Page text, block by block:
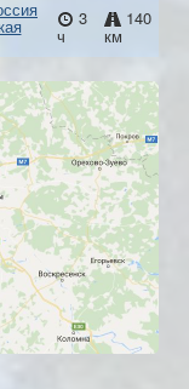
3
ч
140
км